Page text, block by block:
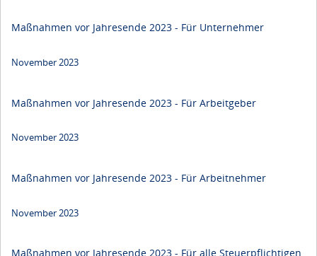
Maßnahmen vor Jahresende 2023 - Für Unternehmer
November 2023
Maßnahmen vor Jahresende 2023 - Für Arbeitgeber
November 2023
Maßnahmen vor Jahresende 2023 - Für Arbeitnehmer
November 2023
Maßnahmen vor Jahresende 2023 - Für alle Steuerpflichtigen